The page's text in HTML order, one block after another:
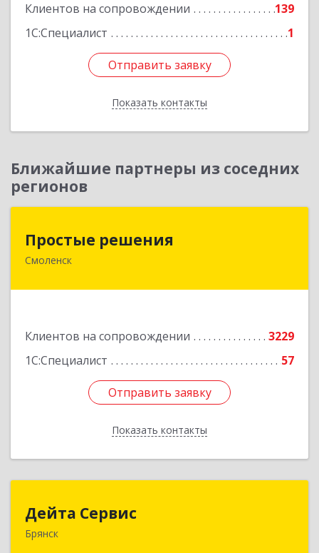
Клиентов на сопровождении
139
1С:Специалист
1
Отправить заявку
Показать контакты
Отправить заявку
Назад
Ближайшие партнеры из соседних
регионов
Простые решения
Смоленск
Клиентов на сопровождении
3229
1С:Специалист
57
Отправить заявку
Показать контакты
214015, Смоленская обл, Смоленск г, Большая
Отправить заявку
Назад
Дейта Сервис
Брянск241035, Брянская обл, Брянск г, Ульянова ул,